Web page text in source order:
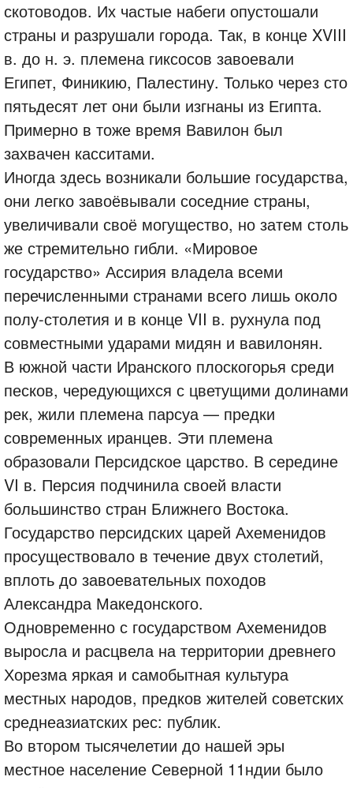
скотоводов. Их частые набеги опустошали
страны и разрушали города. Так, в конце XVIII
в. до н. э. племена гиксосов завоевали
Египет, Финикию, Палестину. Только через сто
пятьдесят лет они были изгнаны из Египта.
Примерно в тоже время Вавилон был
захвачен касситами.
Иногда здесь возникали большие государства,
они легко завоёвывали соседние страны,
увеличивали своё могущество, но затем столь
же стремительно гибли. «Мировое
государство» Ассирия владела всеми
перечисленными странами всего лишь около
полу-столетия и в конце VII в. рухнула под
совместными ударами мидян и вавилонян.
В южной части Иранского плоскогорья среди
песков, чередующихся с цветущими долинами
рек, жили племена парсуа — предки
современных иранцев. Эти племена
образовали Персидское царство. В середине
VI в. Персия подчинила своей власти
большинство стран Ближнего Востока.
Государство персидских царей Ахеменидов
просуществовало в течение двух столетий,
вплоть до завоевательных походов
Александра Македонского.
Одновременно с государством Ахеменидов
выросла и расцвела на территории древнего
Хорезма яркая и самобытная культура
местных народов, предков жителей советских
среднеазиатских рес: публик.
Во втором тысячелетии до нашей эры
местное население Северной 11ндии было